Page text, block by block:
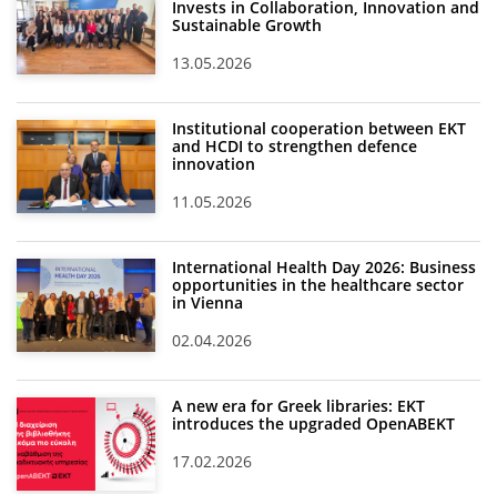
Invests in Collaboration, Innovation and
Sustainable Growth
13.05.2026
Institutional cooperation between EKT
and HCDI to strengthen defence
innovation
11.05.2026
International Health Day 2026: Business
opportunities in the healthcare sector
in Vienna
02.04.2026
A new era for Greek libraries: EKT
introduces the upgraded OpenABEKT
17.02.2026